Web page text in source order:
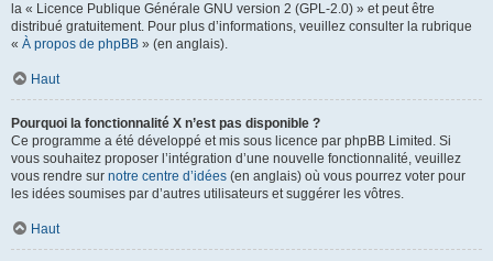
la « Licence Publique Générale GNU version 2 (GPL-2.0) » et peut être
distribué gratuitement. Pour plus d’informations, veuillez consulter la rubrique
« À propos de phpBB » (en anglais).
Haut
Pourquoi la fonctionnalité X n’est pas disponible ?
Ce programme a été développé et mis sous licence par phpBB Limited. Si
vous souhaitez proposer l’intégration d’une nouvelle fonctionnalité, veuillez
vous rendre sur notre centre d’idées (en anglais) où vous pourrez voter pour
les idées soumises par d’autres utilisateurs et suggérer les vôtres.
Haut